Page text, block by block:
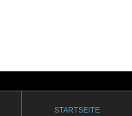
STARTSEITE